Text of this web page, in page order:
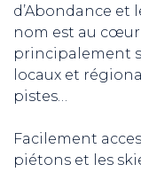
d’Abondance et
nom est au cœur
principalement
locaux et
pistes…
Facilement
piétons et les